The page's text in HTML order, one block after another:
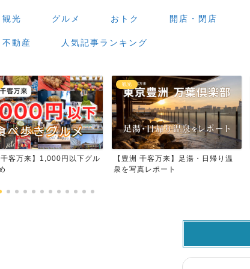
観光 グルメ おトク 開店・閉店
不動産 人気記事ランキング
千客万来】足湯・日帰り温
レポート
グルメ
【豊洲 千客万来】「豊洲場外市
場」で食べ歩き